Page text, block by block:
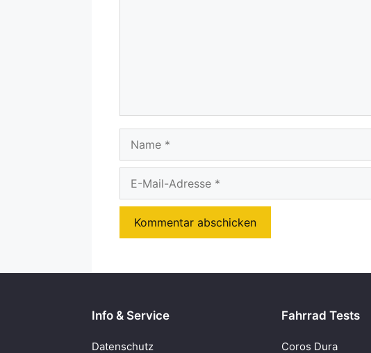
Name
Info & Service
Datenschutz
Fahrrad Tests
Coros Dura